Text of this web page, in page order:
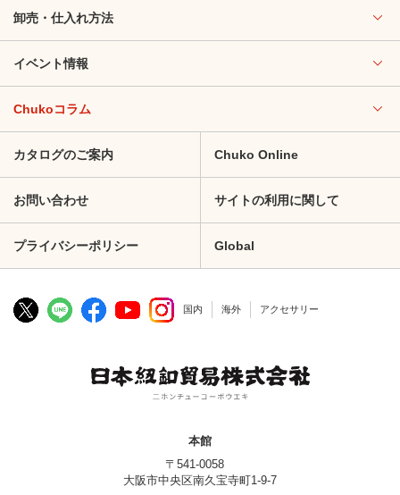
卸売・仕入れ方法
イベント情報
Chukoコラム
カタログのご案内 Chuko Online
お問い合わせ サイトの利用に関して
プライバシーポリシー Global
国内 海外 アクセサリー
本館
〒541-0058
大阪市中央区南久宝寺町1-9-7